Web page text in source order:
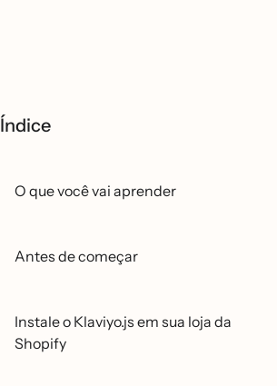
Índice
O que você vai aprender
Antes de começar
Instale o Klaviyo.js em sua loja da
Shopify